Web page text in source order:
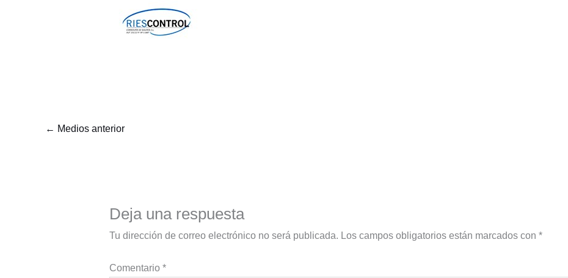
← Medios anterior
Deja una respuesta
Tu dirección de correo electrónico no será publicada. Los campos obligatorios están marcados con *
Comentario *